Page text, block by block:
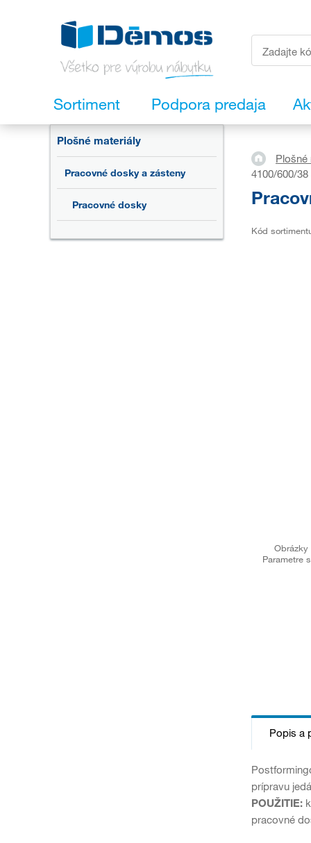
Sortiment Podpora predaja
Plošné materiály
Pracovné dosky a zásteny
Pracovné dosky
Plošné
4100/600/38
Kód
Obrázky
Parametre
Popis a
prípravu
POUŽITIE:
pracovné